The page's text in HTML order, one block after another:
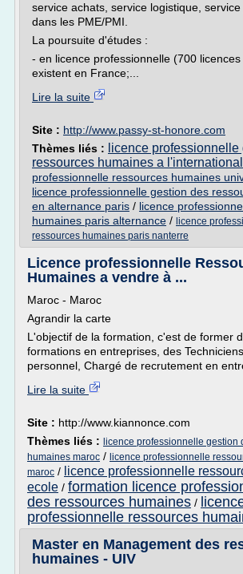
service achats, service logistique,
dans les PME/PMI.
La poursuite d'études :
- en licence professionnelle (700
existent en France;...
Lire la suite
Site : http://www.passy-st-honore.com
Thèmes liés :
licence
ressources humaines a l'international
professionnelle ressources humaines
licence professionnelle gestion des
en alternance paris / licence
humaines paris alternance / licence
ressources humaines paris nanterre
Licence professionnelle
Humaines a vendre à ...
Maroc - Maroc
Agrandir la carte
L'objectif de la formation, c'est de former
formations en entreprises, des
personnel, Chargé de recrutement en
Lire la suite
Site : http://www.kiannonce.com
Thèmes liés : licence professionnelle gestion
humaines maroc / licence professionnelle
maroc / licence professionnelle
ecole / formation licence
des ressources humaines /
professionnelle ressources
Master en Management des
humaines - UIV